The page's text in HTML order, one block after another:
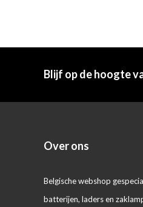
Blijf op de hoogte
Over ons
Belgische webshop
batterijen, laders en